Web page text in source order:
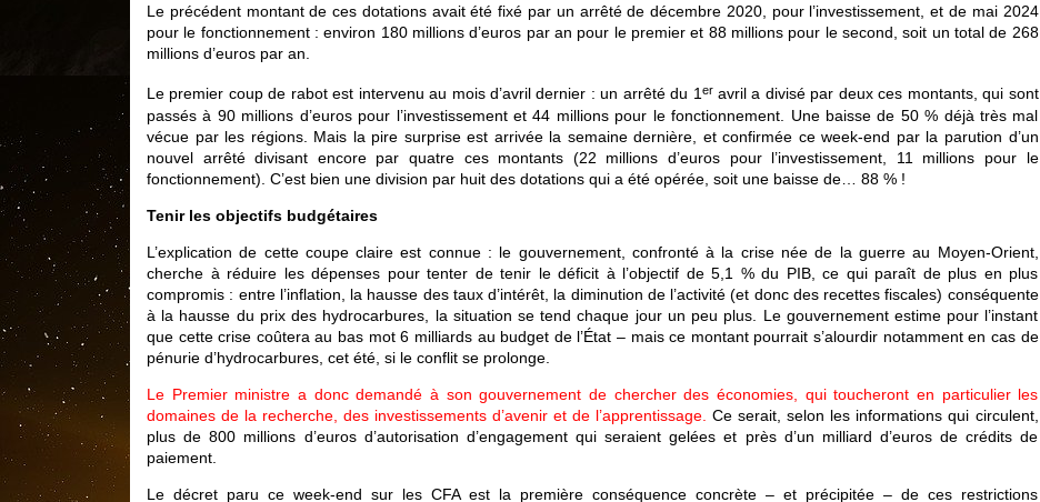
Le précédent montant de ces dotations avait été fixé par un arrêté de décembre 2020, pour l’investissement, et de mai 2024
pour le fonctionnement : environ 180 millions d’euros par an pour le premier et 88 millions pour le second, soit un total de 268
millions d’euros par an.
Le premier coup de rabot est intervenu au mois d’avril dernier : un arrêté du 1eravril a divisé par deux ces montants, qui sont
passés à 90 millions d’euros pour l’investissement et 44 millions pour le fonctionnement. Une baisse de 50 % déjà très mal
vécue par les régions. Mais la pire surprise est arrivée la semaine dernière, et confirmée ce week-end par la parution d’un
nouvel arrêté divisant encore par quatre ces montants (22 millions d’euros pour l’investissement, 11 millions pour le
fonctionnement). C’est bien une division par huit des dotations qui a été opérée, soit une baisse de… 88 % !
Tenir les objectifs budgétaires
L’explication de cette coupe claire est connue : le gouvernement, confronté à la crise née de la guerre au Moyen-Orient,
cherche à réduire les dépenses pour tenter de tenir le déficit à l’objectif de 5,1 % du PIB, ce qui paraît de plus en plus
compromis : entre l’inflation, la hausse des taux d’intérêt, la diminution de l’activité (et donc des recettes fiscales) conséquente
à la hausse du prix des hydrocarbures, la situation se tend chaque jour un peu plus. Le gouvernement estime pour l’instant
que cette crise coûtera au bas mot 6 milliards au budget de l’État – mais ce montant pourrait s’alourdir notamment en cas de
pénurie d’hydrocarbures, cet été, si le conflit se prolonge.
Le Premier ministre a donc demandé à son gouvernement de chercher des économies, qui toucheront en particulier les
domaines de la recherche, des investissements d’avenir et de l’apprentissage. Ce serait, selon les informations qui circulent,
plus de 800 millions d’euros d’autorisation d’engagement qui seraient gelées et près d’un milliard d’euros de crédits de
paiement.
Le décret paru ce week-end sur les CFA est la première conséquence concrète – et précipitée – de ces restrictions